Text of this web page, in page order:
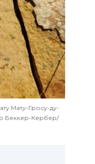
Мату-Гросу-ду-
Беккер-Кербер/